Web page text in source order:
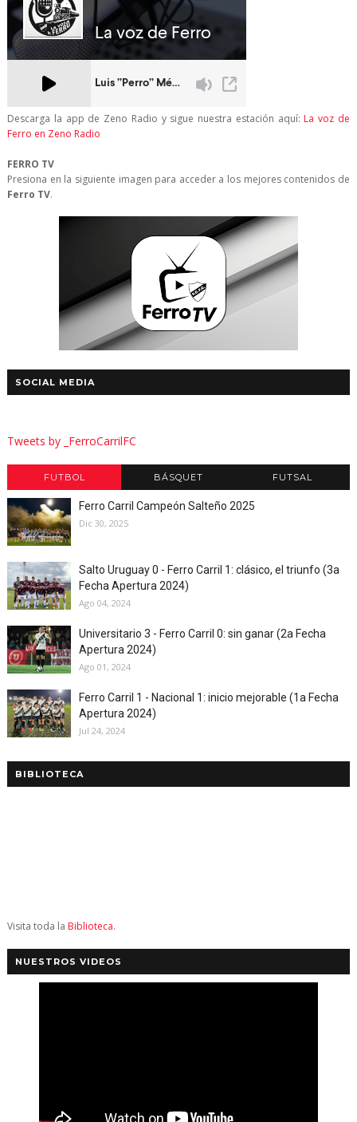
Descarga la app de Zeno Radio y sigue nuestra estación aquí: La voz de
Ferro en Zeno Radio
FERRO TV
Presiona en la siguiente imagen para acceder a los mejores contenidos de
Ferro TV.
SOCIAL MEDIA
Tweets by _FerroCarrilFC
FUTBOL BÁSQUET FUTSAL
Ferro Carril Campeón Salteño 2025
Dic 30, 2025
Salto Uruguay 0 - Ferro Carril 1: clásico, el triunfo (3a
Fecha Apertura 2024)
Ago 04, 2024
Universitario 3 - Ferro Carril 0: sin ganar (2a Fecha
Apertura 2024)
Ago 01, 2024
Ferro Carril 1 - Nacional 1: inicio mejorable (1a Fecha
Apertura 2024)
Jul 24, 2024
BIBLIOTECA
Visita toda la Biblioteca.
NUESTROS VIDEOS